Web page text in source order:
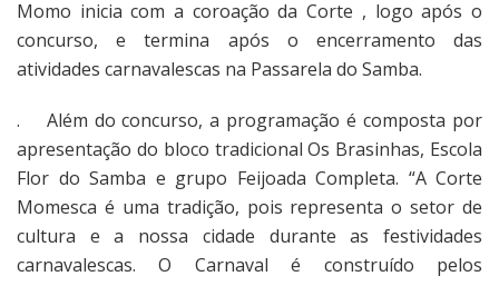
Momo inicia com a coroação da Corte , logo após o
concurso, e termina após o encerramento das
atividades carnavalescas na Passarela do Samba.
. Além do concurso, a programação é composta por
apresentação do bloco tradicional Os Brasinhas, Escola
Flor do Samba e grupo Feijoada Completa. “A Corte
Momesca é uma tradição, pois representa o setor de
cultura e a nossa cidade durante as festividades
carnavalescas. O Carnaval é construído pelos